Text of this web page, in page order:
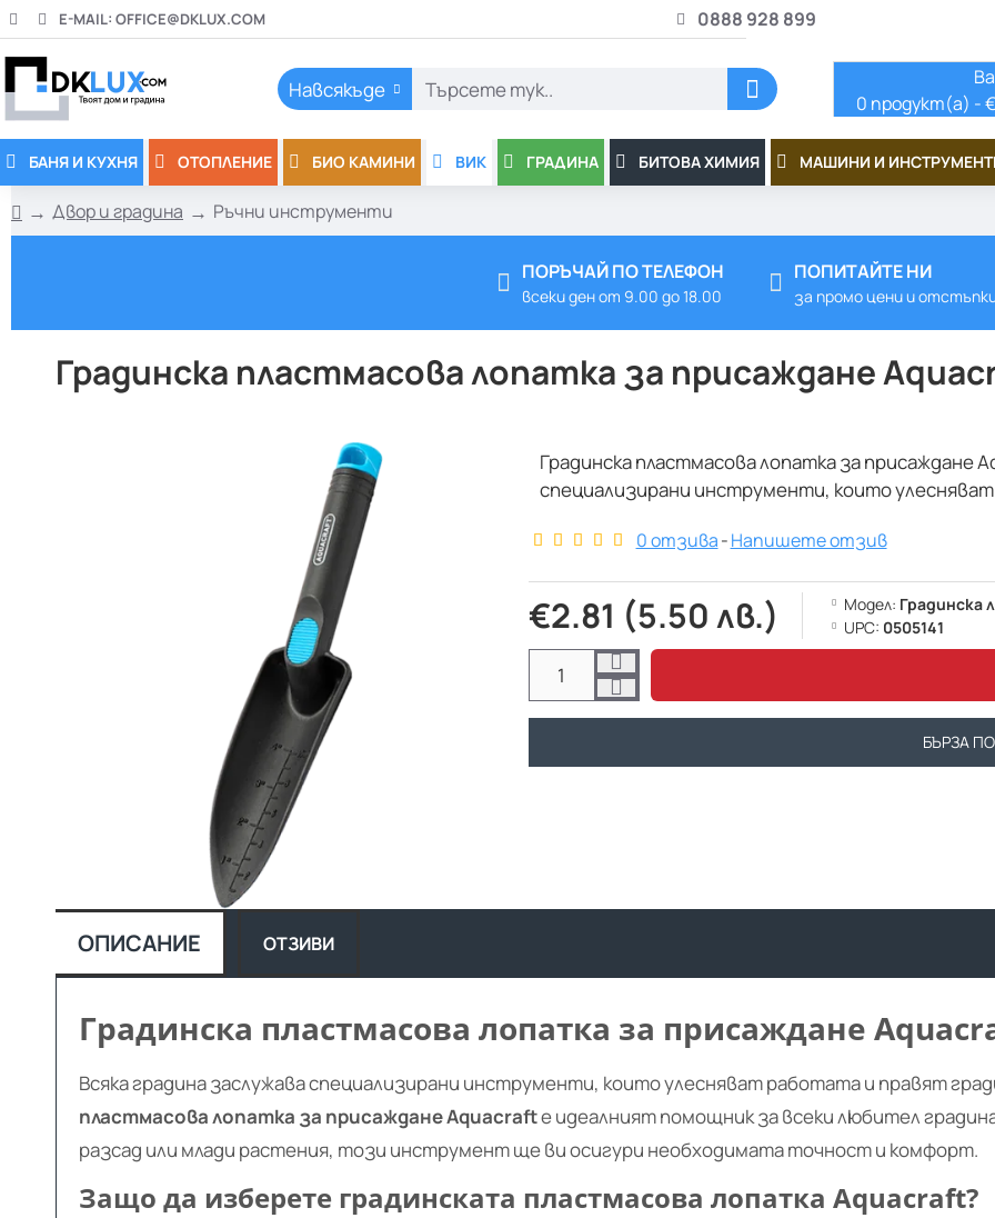
E-MAIL: OFFICE@DKLUX.COM 0888 928 899
Навсякъде
Търсете
0 продукт(а) -
БАНЯ И КУХНЯ ОТОПЛЕНИЕ БИО КАМИНИ ВИК ГРАДИНА БИТОВА ХИМИЯ МАШИНИ И
h
Двор и градина Ръчни инструменти
ПОРЪЧАЙ ПО ТЕЛЕФОН
всеки ден от 9.00 до 18.00
ПОПИТАЙТЕ НИ
за промо цени и
Градинска пластмасова лопатка за присаждане
Градинска пластмасова лопатка за присаждане
специализирани инструменти, които
0 отзива-Напишете отзив
€2.81 (5.50 лв.) Модел: Градинска
UPC: 0505141
БЪРЗА
ОПИСАНИЕ ОТЗИВИ
Градинска пластмасова лопатка за присаждане
Всяка градина заслужава специализирани инструменти, които улесняват работата и правят
пластмасова лопатка за присаждане Aquacraftе идеалният помощник за всеки любител
разсад или млади растения, този инструмент ще ви осигури необходимата точност и комфорт.
Защо да изберете градинската пластмасова лопатка Aquacraft?